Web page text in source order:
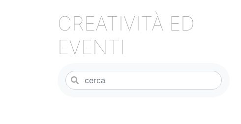
CREATIVITÀ ED
EVENTI